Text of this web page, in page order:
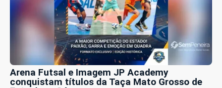
Arena Futsal e Imagem JP Academy
conquistam títulos da Taça Mato Grosso de